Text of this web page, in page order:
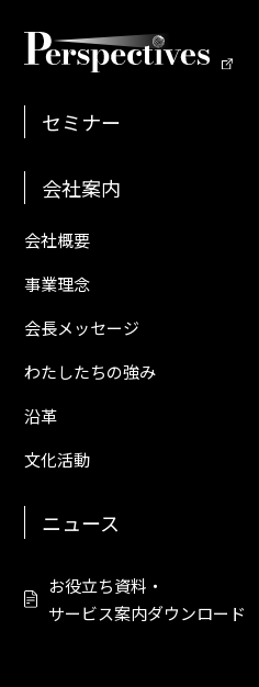
セミナー
会社案内
会社概要
事業理念
会長メッセージ
わたしたちの強み
沿革
文化活動
ニュース
お役立ち資料・
サービス案内ダウンロード